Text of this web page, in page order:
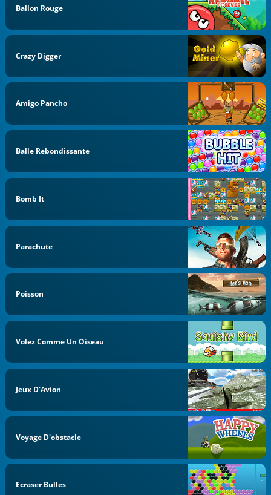
Ballon Rouge
Crazy Digger
Amigo Pancho
Balle Rebondissante
Bomb It
Parachute
Poisson
Volez Comme Un Oiseau
Jeux D'Avion
Voyage D'obstacle
Ecraser Bulles